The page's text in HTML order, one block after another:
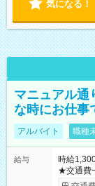
気になる！
マニュアル通
な時にお仕
アルバイト 職種
給与
時給
★交通費一部支給 時給1,300円
※勤務回